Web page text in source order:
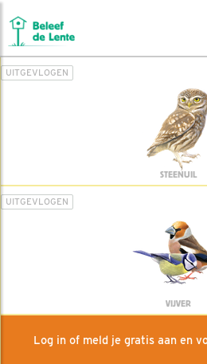
UITGEVLOGEN
STEENUIL
UITGEVLOGEN
VIJVER
Log in of meld je gratis aan en